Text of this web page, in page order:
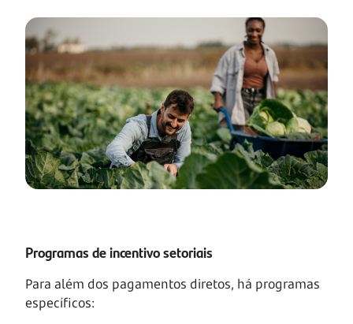
Programas de incentivo setoriais
Para além dos pagamentos diretos, há programas
específicos: